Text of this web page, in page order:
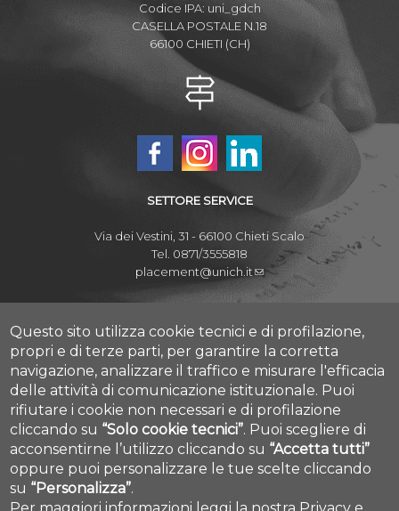
Codice IPA: uni_gdch
CASELLA POSTALE N.18
66100 CHIETI (CH)
SETTORE SERVICE
Via dei Vestini, 31 - 66100 Chieti Scalo
Tel. 0871/3555818
placement@unich.it
Mappa Campus Chieti
Mappa Campus Pescara
Amministrazione Trasparente
Privacy
Contatti
Cookie settings
Questo sito utilizza cookie tecnici e di profilazione,
propri e di terze parti, per garantire la corretta
navigazione, analizzare il traffico e misurare l'efficacia
delle attività di comunicazione istituzionale. Puoi
rifiutare i cookie non necessari e di profilazione
cliccando su “Solo cookie tecnici”. Puoi scegliere di
acconsentirne l’utilizzo cliccando su “Accetta tutti”
oppure puoi personalizzare le tue scelte cliccando
su “Personalizza”.